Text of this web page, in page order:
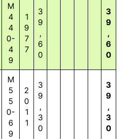
M
4
4
0-
4
9
1
9
7
7
3
9
,
6
0
3
9
,
6
0
M
5
5
0-
6
9
2
0
1
1
3
9
,
3
0
3
9
,
3
0